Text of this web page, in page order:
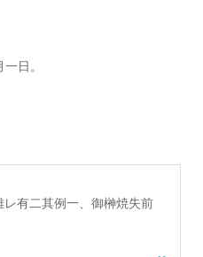
日。
有二其例一、御榊焼失前